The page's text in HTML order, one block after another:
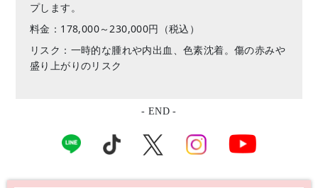
プします。
料金：178,000～230,000円（税込）
リスク：一時的な腫れや内出血、色素沈着。傷の赤みや
盛り上がりのリスク
- END -